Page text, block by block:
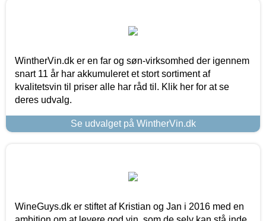
WintherVin.dk er en far og søn-virksomhed der igennem
snart 11 år har akkumuleret et stort sortiment af
kvalitetsvin til priser alle har råd til. Klik her for at se
deres udvalg.
Se udvalget på WintherVin.dk
WineGuys.dk er stiftet af Kristian og Jan i 2016 med en